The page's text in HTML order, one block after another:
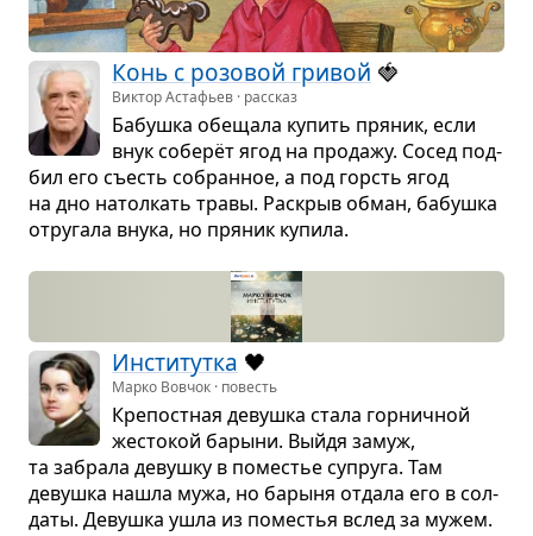
Конь с розо­вой гри­вой 🍓
Виктор Астафьев · рассказ
Бабушка обе­щала купить пря­ник, если
внук соберёт ягод на про­дажу. Сосед под­
бил его съесть собран­ное, а под горсть ягод
на дно натол­кать травы. Рас­крыв обман, бабушка
отру­гала внука, но пря­ник купила.
Инсти­тутка 🖤
Марко Вовчок · повесть
Кре­пост­ная девушка стала гор­нич­ной
жесто­кой барыни. Выйдя замуж,
та забрала девушку в поме­стье супруга. Там
девушка нашла мужа, но барыня отдала его в сол­
даты. Девушка ушла из поме­стья вслед за мужем.